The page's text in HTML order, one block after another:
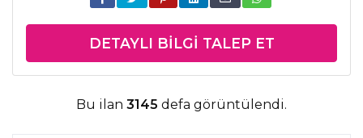
DETAYLI BILGI TALEP ET
Bu ilan 3145 defa görüntülendi.